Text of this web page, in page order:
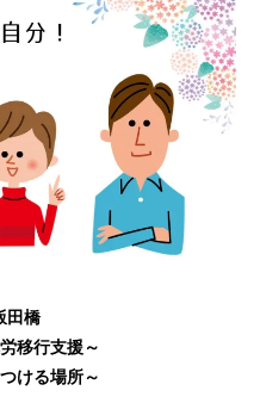
田橋
移行支援～
ける場所～